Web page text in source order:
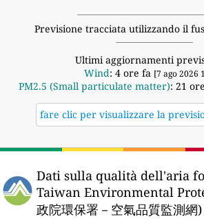
Previsione tracciata utilizzando il
Ultimi aggiornamenti
Wind: 4 ore fa [7 ago 2026
PM2.5 (Small particulate matter): 21
fare clic per visualizzare la
Dati sulla qualità dell'aria
Taiwan Environmental
政院環保署－空氣品質監測網